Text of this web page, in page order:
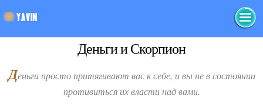
Деньги и Скорпион
Деньги просто притягивают вас к себе, и вы не в состоянии
противиться их власти над вами.